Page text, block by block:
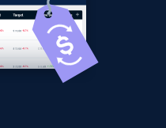
- Collect
URL
Initial